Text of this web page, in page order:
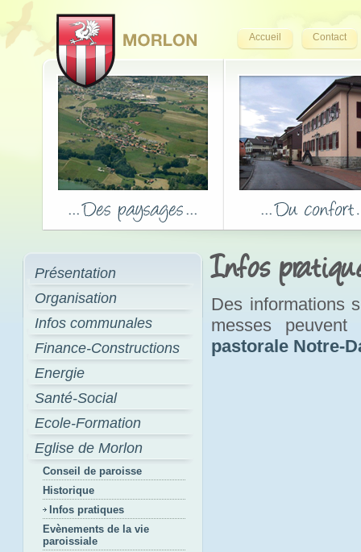
Accueil Contact
Présentation
Organisation
Infos communales
Finance-Constructions
Energie
Santé-Social
Ecole-Formation
Eglise de Morlon
Conseil de paroisse
Historique
Infos pratiques
Evènements de la vie
paroissiale
Infos
Des informations
messes
pastorale Notre-